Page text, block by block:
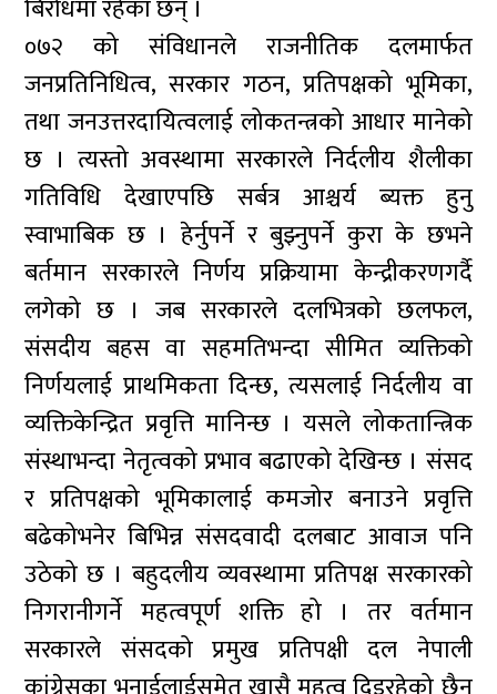
बिरोधमा रहेका छन् ।
०७२ को संविधानले राजनीतिक दलमार्फत
जनप्रतिनिधित्व, सरकार गठन, प्रतिपक्षको भूमिका,
तथा जनउत्तरदायित्वलाई लोकतन्त्रको आधार मानेको
छ । त्यस्तो अवस्थामा सरकारले निर्दलीय शैलीका
गतिविधि देखाएपछि सर्बत्र आश्चर्य ब्यक्त हुनु
स्वाभाबिक छ । हेर्नुपर्ने र बुझ्नुपर्ने कुरा के छभने
बर्तमान सरकारले निर्णय प्रक्रियामा केन्द्रीकरणगर्दै
लगेको छ । जब सरकारले दलभित्रको छलफल,
संसदीय बहस वा सहमतिभन्दा सीमित व्यक्तिको
निर्णयलाई प्राथमिकता दिन्छ, त्यसलाई निर्दलीय वा
व्यक्तिकेन्द्रित प्रवृत्ति मानिन्छ । यसले लोकतान्त्रिक
संस्थाभन्दा नेतृत्वको प्रभाव बढाएको देखिन्छ । संसद
र प्रतिपक्षको भूमिकालाई कमजोर बनाउने प्रवृत्ति
बढेकोभनेर बिभिन्न संसदवादी दलबाट आवाज पनि
उठेको छ । बहुदलीय व्यवस्थामा प्रतिपक्ष सरकारको
निगरानीगर्ने महत्वपूर्ण शक्ति हो । तर वर्तमान
सरकारले संसदको प्रमुख प्रतिपक्षी दल नेपाली